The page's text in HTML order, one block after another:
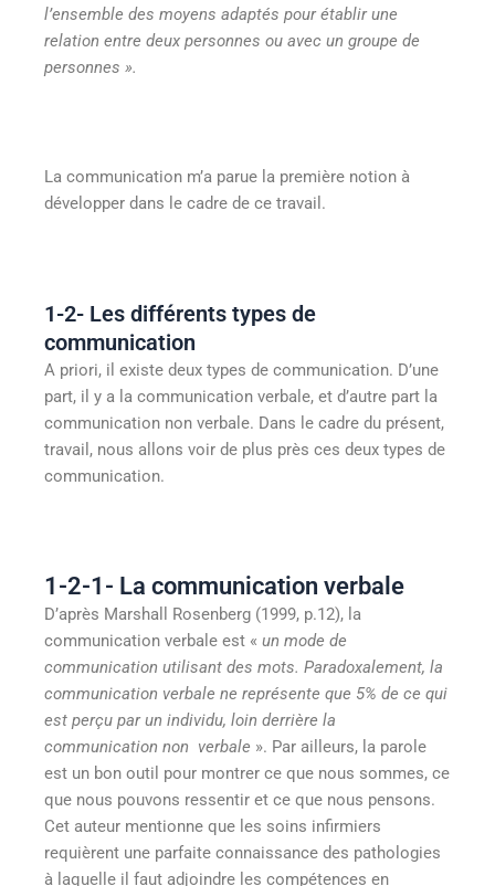
l’ensemble des moyens adaptés pour établir une
relation entre deux personnes ou avec un groupe de
personnes ».
La communication m’a parue la première notion à
développer dans le cadre de ce travail.
1-2- Les différents types de
communication
A priori, il existe deux types de communication. D’une
part, il y a la communication verbale, et d’autre part la
communication non verbale. Dans le cadre du présent,
travail, nous allons voir de plus près ces deux types de
communication.
1-2-1- La communication verbale
D’après Marshall Rosenberg (1999, p.12), la
communication verbale est « un mode de
communication utilisant des mots. Paradoxalement, la
communication verbale ne représente que 5% de ce qui
est perçu par un individu, loin derrière la
communication non verbale ». Par ailleurs, la parole
est un bon outil pour montrer ce que nous sommes, ce
que nous pouvons ressentir et ce que nous pensons.
Cet auteur mentionne que les soins infirmiers
requièrent une parfaite connaissance des pathologies
à laquelle il faut adjoindre les compétences en